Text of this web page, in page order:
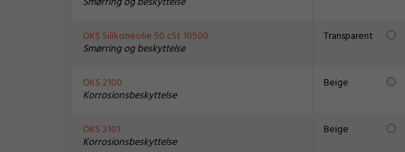
OKS Silikoneolie 50 cSt 10500
Smørring og beskyttelse
Transparent
OKS 2100
Korrosionsbeskyttelse
Beige
OKS 2101
Korrosionsbeskyttelse
Beige